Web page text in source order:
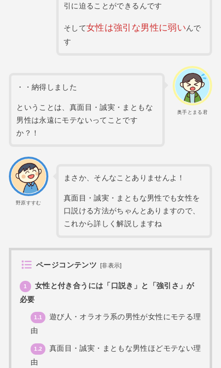
引に迫ることができるんです
そして女性は強引な男性に弱いんで
す
奥手とまる君
・・納得しました
ということは、真面目・誠実・まともな
男性は永遠にモテないってことです
か？！
野原すすむ
まさか、そんなことありませんよ！
真面目・誠実・まともな男性でも女性を
口説ける方法がちゃんとありますので、
これから詳しく解説しますね
ページコンテンツ [非表示]
1
女性と付き合うには「口説き」と「強引さ」が
必要
1.1
遊び人・オラオラ系の男性が女性にモテる理
由
1.2
真面目・誠実・まともな男性ほどモテない理
由